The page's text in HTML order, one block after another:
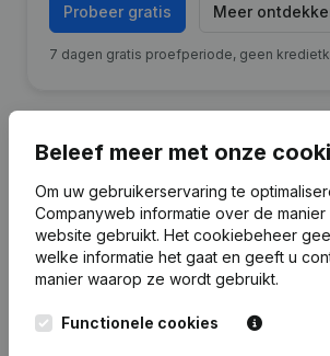
Probeer gratis Meer
7 dagen gratis proefperiode, geen
Financiële gegevensvan J.K. Diam
2019 2018
Winst/Verlies €-8.472 €-24.336
Beleef meer met onze
Om uw gebruikerservaring te
Companyweb informatie over de
website gebruikt. Het cookiebeheer
welke informatie het gaat en geeft u
manier waarop ze wordt gebruikt.
Functionele cookies